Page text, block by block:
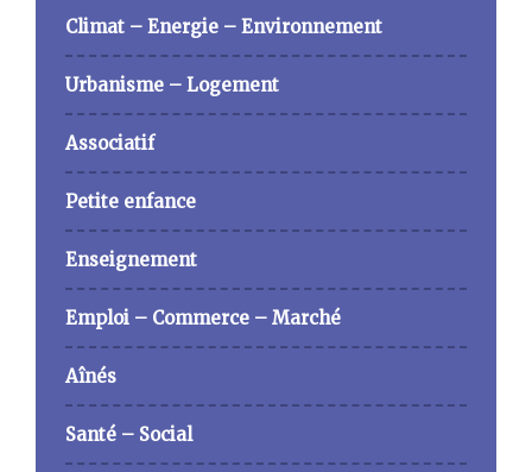
Climat – Energie – Environnement
Urbanisme – Logement
Associatif
Petite enfance
Enseignement
Emploi – Commerce – Marché
Aînés
Santé – Social